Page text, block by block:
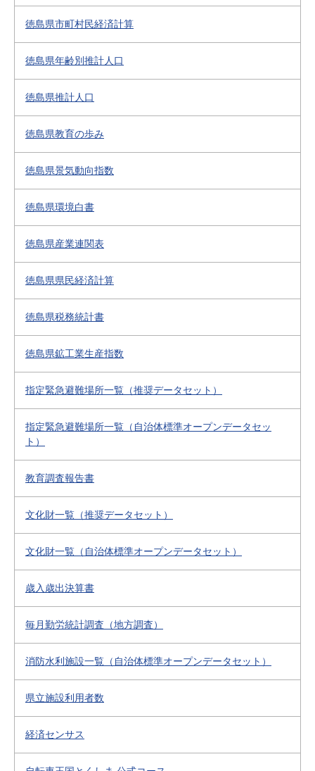
徳島県市町村民経済計算
徳島県年齢別推計人口
徳島県推計人口
徳島県教育の歩み
徳島県景気動向指数
徳島県環境白書
徳島県産業連関表
徳島県県民経済計算
徳島県税務統計書
徳島県鉱工業生産指数
指定緊急避難場所一覧（推奨データセット）
指定緊急避難場所一覧（自治体標準オープンデータセッ
ト）
教育調査報告書
文化財一覧（推奨データセット）
文化財一覧（自治体標準オープンデータセット）
歳入歳出決算書
毎月勤労統計調査（地方調査）
消防水利施設一覧（自治体標準オープンデータセット）
県立施設利用者数
経済センサス